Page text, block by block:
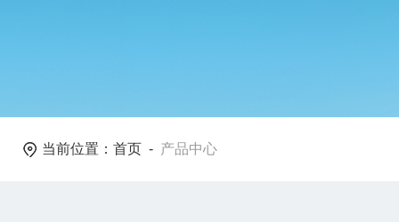
当前位置： 首页 - 产品中心